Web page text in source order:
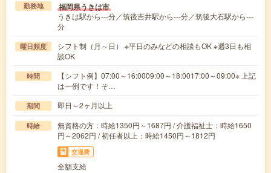
勤務地 福岡県うきは市
うきは駅から---分／筑後吉井駅から---分／筑後大石駅から---
分
曜日頻度
シフト制（月～日） ※平日のみなどの相談もOK ※週3日も相
談OK
時間
【シフト例】07:00～16:0009:00～18:0017:00～09:00※ 上記
は一例です！そ…
期間 即日～2ヶ月以上
時給
無資格の方：時給1350円～1687円 / 介護福祉士：時給1650
円～2062円 / 初任者以上：時給1450円～1812円
交通費
全額支給